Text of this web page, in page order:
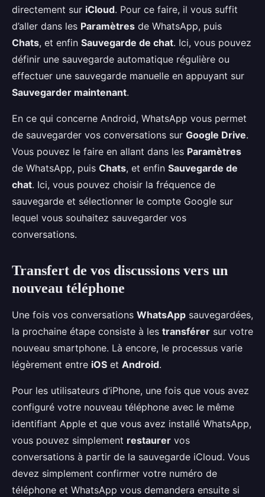
directement sur iCloud. Pour ce faire, il vous suffit
d’aller dans les Paramètres de WhatsApp, puis
Chats, et enfin Sauvegarde de chat. Ici, vous pouvez
définir une sauvegarde automatique régulière ou
effectuer une sauvegarde manuelle en appuyant sur
Sauvegarder maintenant.
En ce qui concerne Android, WhatsApp vous permet
de sauvegarder vos conversations sur Google Drive.
Vous pouvez le faire en allant dans les Paramètres
de WhatsApp, puis Chats, et enfin Sauvegarde de
chat. Ici, vous pouvez choisir la fréquence de
sauvegarde et sélectionner le compte Google sur
lequel vous souhaitez sauvegarder vos
conversations.
Transfert de vos discussions vers un
nouveau téléphone
Une fois vos conversations WhatsApp sauvegardées,
la prochaine étape consiste à les transférer sur votre
nouveau smartphone. Là encore, le processus varie
légèrement entre iOS et Android.
Pour les utilisateurs d’iPhone, une fois que vous avez
configuré votre nouveau téléphone avec le même
identifiant Apple et que vous avez installé WhatsApp,
vous pouvez simplement restaurer vos
conversations à partir de la sauvegarde iCloud. Vous
devez simplement confirmer votre numéro de
téléphone et WhatsApp vous demandera ensuite si